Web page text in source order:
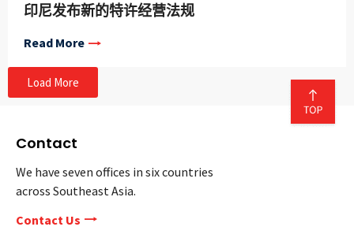
印尼发布新的特许经营法规
Read More
Load More
Contact
We have seven offices in six countries
across Southeast Asia.
Contact Us